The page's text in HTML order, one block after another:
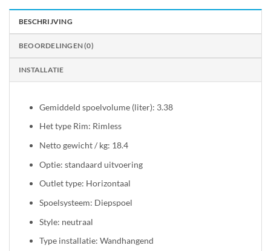
BESCHRIJVING
BEOORDELINGEN (0)
INSTALLATIE
Gemiddeld spoelvolume (liter): 3.38
Het type Rim: Rimless
Netto gewicht / kg: 18.4
Optie: standaard uitvoering
Outlet type: Horizontaal
Spoelsysteem: Diepspoel
Style: neutraal
Type installatie: Wandhangend